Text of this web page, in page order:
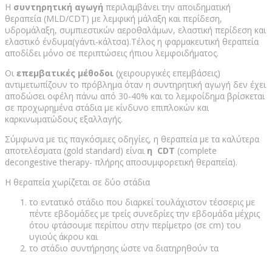
Η συντηρητική αγωγή περιλαμβάνει την αποιδηματική
θεραπεία (MLD/CDT) με λεμφική μάλαξη και περίδεση,
υδρομάλαξη, συμπιεστικών αεροθαλάμων, ελαστική περίδεση και
ελαστικό ένδυμα(γάντι-κάλτσα).Τέλος η φαρμακευτική θεραπεία
αποδίδει μόνο σε περιπτώσεις ήπιου λεμφοιδήματος.
Οι επεμβατικές μέθοδοι (χειρουργικές επεμβάσεις)
αντιμετωπίζουν το πρόβλημα όταν η συντηρητική αγωγή δεν έχει
αποδώσει οφέλη πάνω από 30-40% και το λεμφοίδημα βρίσκεται
σε προχωρημένα στάδια με κίνδυνο επιπλοκών και
καρκινωματώδους εξαλλαγής.
Σύμφωνα με τις παγκόσμιες οδηγίες, η θεραπεία με τα καλύτερα
αποτελέσματα (gold standard) είναι η CDT (complete
decongestive therapy- πλήρης αποσυμφορετική θεραπεία).
Η θεραπεία χωρίζεται σε δύο στάδια
το εντατικό στάδιο που διαρκεί τουλάχιστον τέσσερις με
πέντε εβδομάδες με τρείς συνεδρίες την εβδομάδα μέχρις
ότου φτάσουμε περίπου στην περίμετρο (σε cm) του
υγιούς άκρου και
το στάδιο συντήρησης ώστε να διατηρηθούν τα